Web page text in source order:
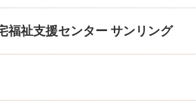
福祉支援センター サンリング